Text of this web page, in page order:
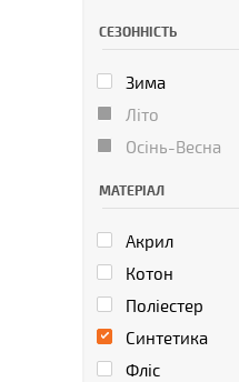
СЕЗОННІСТЬ
Зима
Літо
Осінь-Весна
МАТЕРІАЛ
Акрил
Котон
Поліестер
Синтетика
Фліс